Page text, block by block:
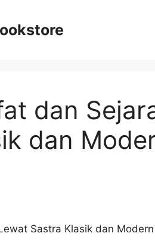
dan
dan
Sastra Klasik dan